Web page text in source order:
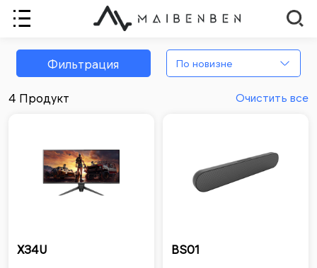
Фильтрация По новизне
4 Продукт Очистить все
X34U BS01